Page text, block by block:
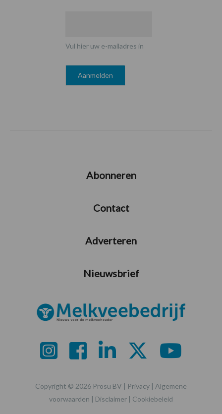
Vul hier uw e-mailadres in
Abonneren
Contact
Adverteren
Nieuwsbrief
Copyright © 2026 Prosu BV | Privacy | Algemene
voorwaarden | Disclaimer | Cookiebeleid